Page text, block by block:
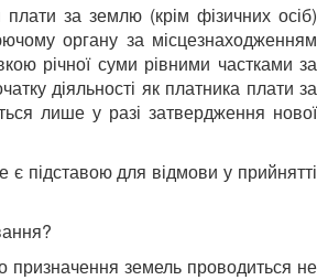
за землю (крім фізичних осіб)
органу за місцезнаходженням
річної суми рівними частками за
діяльності як платника плати за
лише у разі затвердження нової
підставою для відмови у прийнятті
призначення земель проводиться не